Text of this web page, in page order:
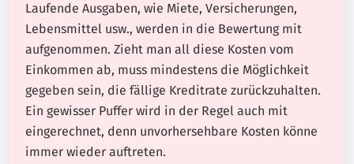
Laufende Ausgaben, wie Miete, Versicherungen,
Lebensmittel usw., werden in die Bewertung mit
aufgenommen. Zieht man all diese Kosten vom
Einkommen ab, muss mindestens die Möglichkeit
gegeben sein, die fällige Kreditrate zurückzuhalten.
Ein gewisser Puffer wird in der Regel auch mit
eingerechnet, denn unvorhersehbare Kosten könne
immer wieder auftreten.